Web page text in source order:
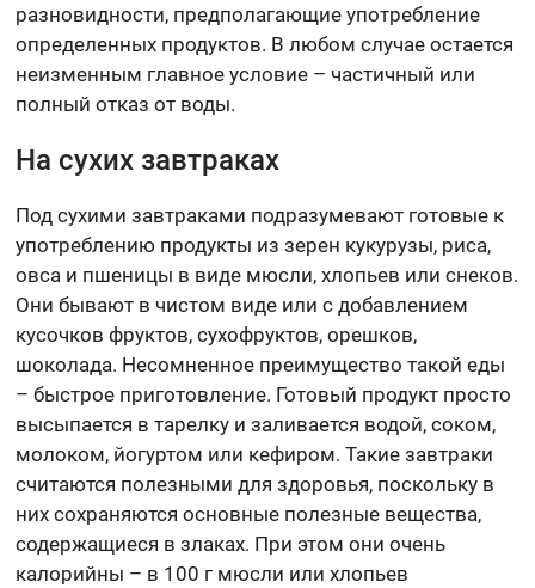
разновидности, предполагающие употребление
определенных продуктов. В любом случае остается
неизменным главное условие – частичный или
полный отказ от воды.
На сухих завтраках
Под сухими завтраками подразумевают готовые к
употреблению продукты из зерен кукурузы, риса,
овса и пшеницы в виде мюсли, хлопьев или снеков.
Они бывают в чистом виде или с добавлением
кусочков фруктов, сухофруктов, орешков,
шоколада. Несомненное преимущество такой еды
– быстрое приготовление. Готовый продукт просто
высыпается в тарелку и заливается водой, соком,
молоком, йогуртом или кефиром. Такие завтраки
считаются полезными для здоровья, поскольку в
них сохраняются основные полезные вещества,
содержащиеся в злаках. При этом они очень
калорийны – в 100 г мюсли или хлопьев